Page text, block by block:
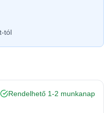
tól
Rendelhető 1-2 munkanap